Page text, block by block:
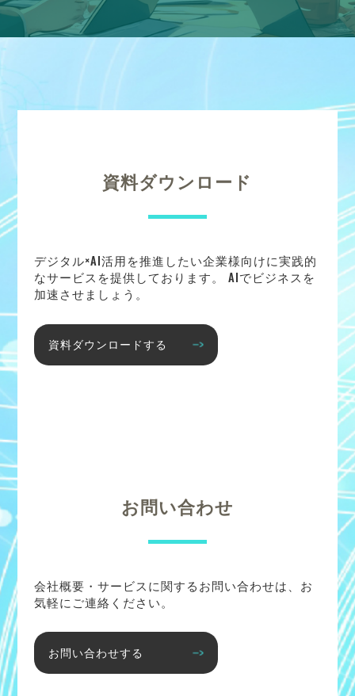
資料ダウンロード
デジタル×AI活用を推進したい企業様向けに実践的
なサービスを提供しております。 AIでビジネスを
加速させましょう。
資料ダウンロードする
お問い合わせ
会社概要・サービスに関するお問い合わせは、お
気軽にご連絡ください。
お問い合わせする